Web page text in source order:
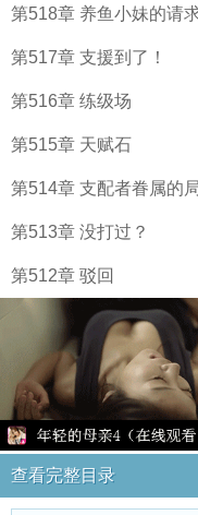
第518章 养鱼小妹的请
第517章 支援到了！
第516章 练级场
第515章 天赋石
第514章 支配者眷属的
第513章 没打过？
第512章 驳回
查看完整目录